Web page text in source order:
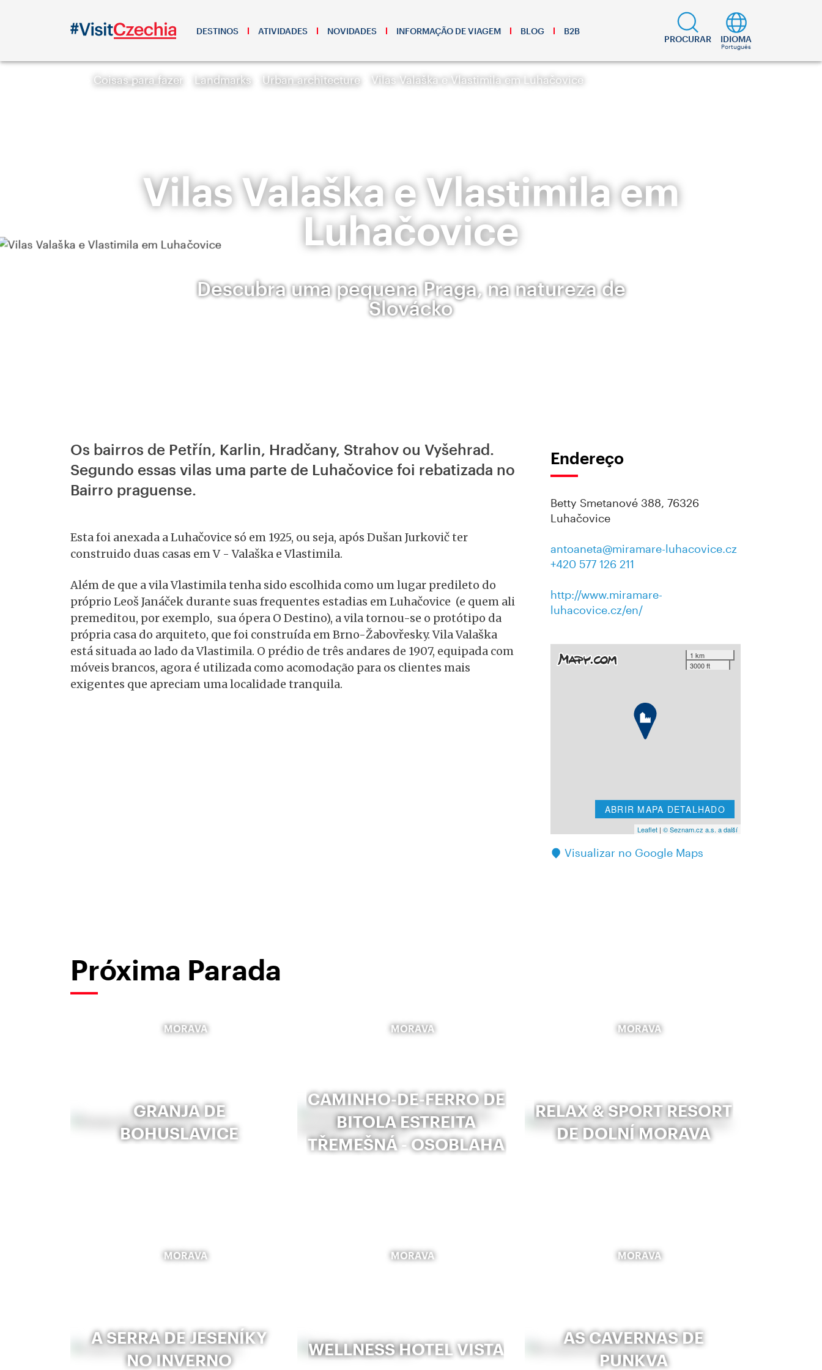
DESTINOS ATIVIDADES NOVIDADES INFORMAÇÃO DE VIAGEM BLOG B2B
PROCURAR IDIOMA
Português
Coisas para fazer Landmarks Urban architecture Vilas Valaška e Vlastimila em Luhačovice
Vilas Valaška e Vlastimila em
Luhačovice
Descubra uma pequena Praga, na natureza de
Slovácko
Os bairros de Petřín, Karlin, Hradčany, Strahov ou Vyšehrad.
Segundo essas vilas uma parte de Luhačovice foi rebatizada no
Bairro praguense.
Esta foi anexada a Luhačovice só em 1925, ou seja, após Dušan Jurkovič ter
construido duas casas em V - Valaška e Vlastimila.
Além de que a vila Vlastimila tenha sido escolhida como um lugar predileto do
próprio Leoš Janáček durante suas frequentes estadias em Luhačovice (e quem ali
premeditou, por exemplo, sua ópera O Destino), a vila tornou-se o protótipo da
própria casa do arquiteto, que foi construída em Brno-Žabovřesky. Vila Valaška
está situada ao lado da Vlastimila. O prédio de três andares de 1907, equipada com
móveis brancos, agora é utilizada como acomodação para os clientes mais
exigentes que apreciam uma localidade tranquila.
Endereço
Betty Smetanové 388, 76326
Luhačovice
antoaneta@miramare-luhacovice.cz
+420 577 126 211
http://www.miramare-
luhacovice.cz/en/
1 km
3000 ft
ABRIR MAPA DETALHADO
Leaflet| © Seznam.cz a.s. a další
Visualizar no Google Maps
Próxima Parada
MORAVA
GRANJA DE
BOHUSLAVICE
MORAVA
CAMINHO-DE-FERRO DE
BITOLA ESTREITA
TŘEMEŠNÁ - OSOBLAHA
MORAVA
RELAX & SPORT RESORT
DE DOLNÍ MORAVA
MORAVA
A SERRA DE JESENÍKY
NO INVERNO
MORAVA
WELLNESS HOTEL VISTA
MORAVA
AS CAVERNAS DE
PUNKVA